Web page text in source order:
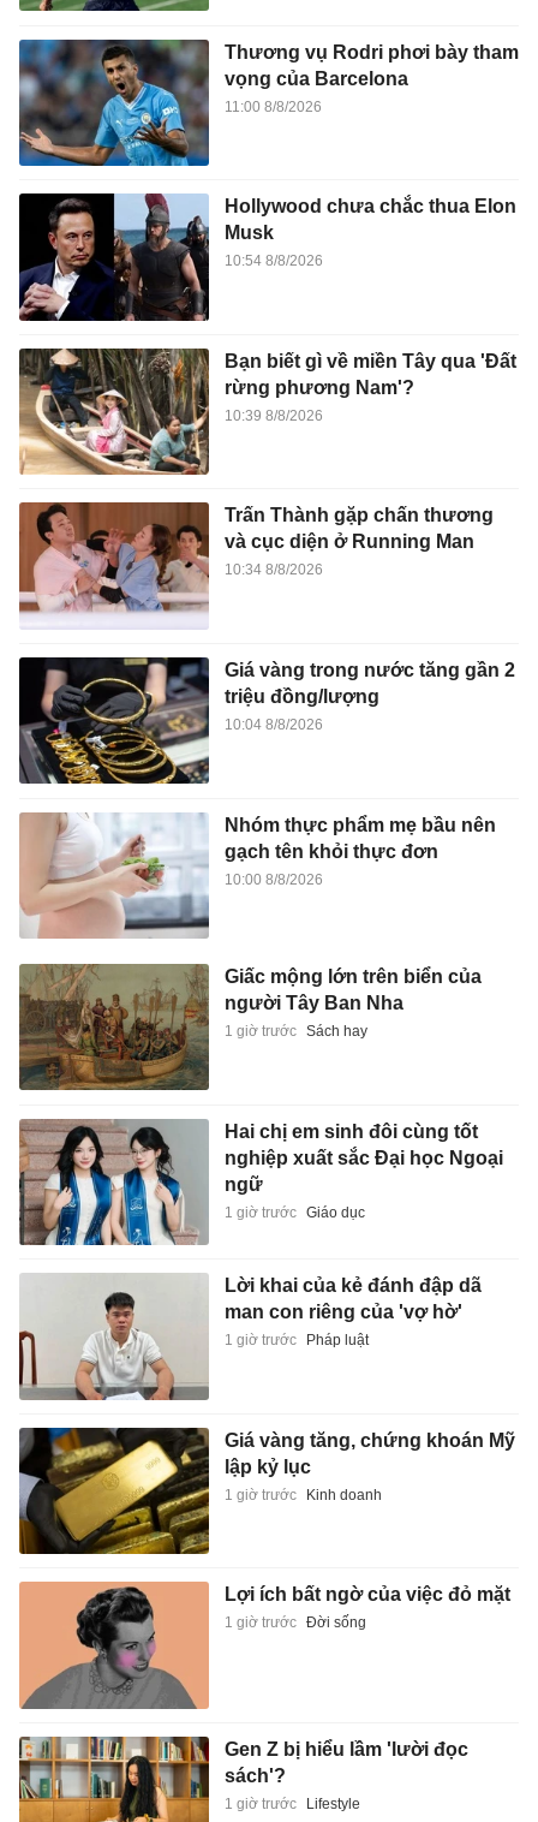
Thương vụ Rodri phơi bày tham
vọng của Barcelona
11:00 8/8/2026
Hollywood chưa chắc thua Elon
Musk
10:54 8/8/2026
Bạn biết gì về miền Tây qua 'Đất
rừng phương Nam'?
10:39 8/8/2026
Trấn Thành gặp chấn thương
và cục diện ở Running Man
10:34 8/8/2026
Giá vàng trong nước tăng gần 2
triệu đồng/lượng
10:04 8/8/2026
Nhóm thực phẩm mẹ bầu nên
gạch tên khỏi thực đơn
10:00 8/8/2026
Giấc mộng lớn trên biển của
người Tây Ban Nha
1 giờ trước Sách hay
Hai chị em sinh đôi cùng tốt
nghiệp xuất sắc Đại học Ngoại
ngữ
1 giờ trước Giáo dục
Lời khai của kẻ đánh đập dã
man con riêng của 'vợ hờ'
1 giờ trước Pháp luật
Giá vàng tăng, chứng khoán Mỹ
lập kỷ lục
1 giờ trước Kinh doanh
Lợi ích bất ngờ của việc đỏ mặt
1 giờ trước Đời sống
Gen Z bị hiểu lầm 'lười đọc
sách'?
1 giờ trước Lifestyle